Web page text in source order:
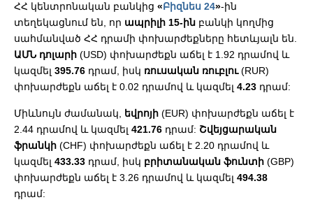
ՀՀ կենտրոնական բանկից «Բիզնես 24»-ին
տեղեկացնում են, որ ապրիլի 15-ին բանկի կողմից
սահմանված ՀՀ դրամի փոխարժեքները հետևյալն են.
ԱՄՆ դոլարի (USD) փոխարժեքն աճել է 1.92 դրամով և
կազմել 395.76 դրամ, իսկ ռուսական ռուբլու(RUR)
փոխարժեքն աճել է 0.02 դրամով և կազմել 4.23 դրամ:
Միևնույն ժամանակ, եվրոյի (EUR) փոխարժեքն աճել է
2.44 դրամով և կազմել 421.76 դրամ: Շվեյցարական
ֆրանկի (CHF) փոխարժեքն աճել է 2.20 դրամով և
կազմել 433.33 դրամ, իսկ բրիտանական ֆունտի (GBP)
փոխարժեքն աճել է 3.26 դրամով և կազմել 494.38
դրամ: